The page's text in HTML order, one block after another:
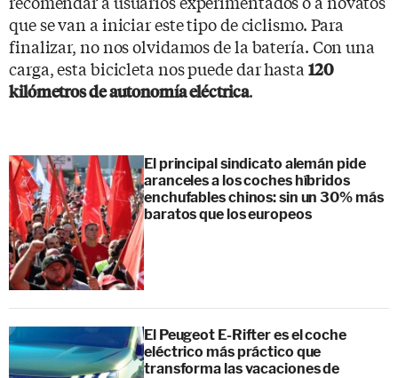
que se van a iniciar este tipo de ciclismo. Para
finalizar, no nos olvidamos de la batería. Con una
carga, esta bicicleta nos puede dar hasta 120
kilómetros de autonomía eléctrica.
El principal sindicato alemán pide
aranceles a los coches híbridos
enchufables chinos: sin un 30% más
baratos que los europeos
El Peugeot E-Rifter es el coche
eléctrico más práctico que
transforma las vacaciones de